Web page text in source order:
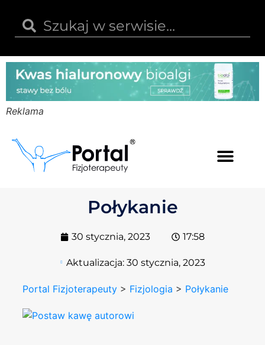
Reklama
Połykanie
30 stycznia, 2023 17:58
Aktualizacja: 30 stycznia, 2023
Portal Fizjoterapeuty > Fizjologia > Połykanie